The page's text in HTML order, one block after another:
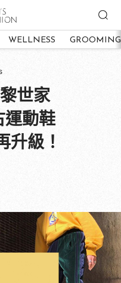
WELLNESS GROOMING
世家
動鞋
升級！